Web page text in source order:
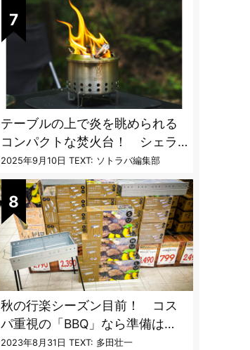
テーブルの上で炎を眺められる
コンパクトな焚火台！ シェラ
カップと重ねて持ち運べる超コ
ンパクト収納
2025年9月10日 TEXT: ソトラバ編集部
秋の行楽シーズン目前！ コス
パ重視の「BBQ」なら準備は
「トライアル」一択だった
2023年8月31日 TEXT: 多田壮一